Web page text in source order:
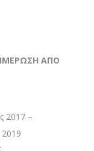
ΑΠΟ
2017 –